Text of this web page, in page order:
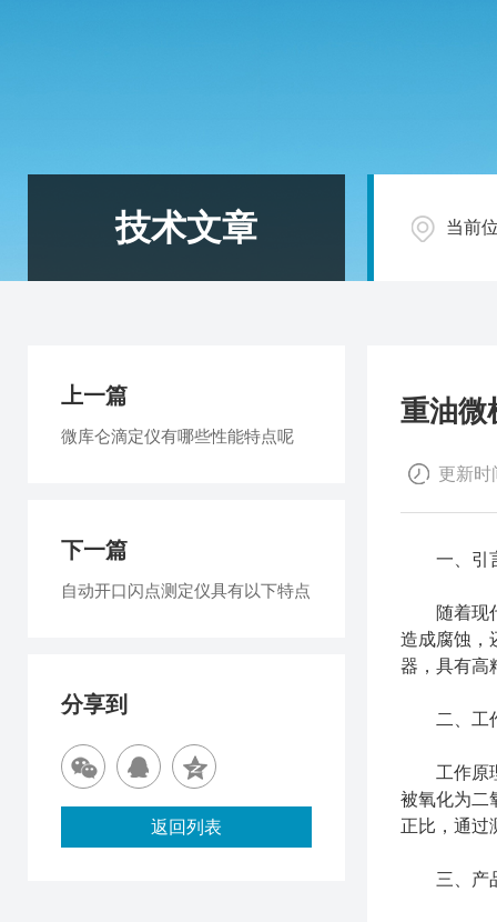
技术文章 当前
重油微
更新时
一、引
随着现代
造成腐蚀，
器，具有高
二、工
工作原理
被氧化为二
正比，通过
三、产
上一篇
微库仑滴定仪有哪些性能特点呢
下一篇
自动开口闪点测定仪具有以下特点
分享到
返回列表